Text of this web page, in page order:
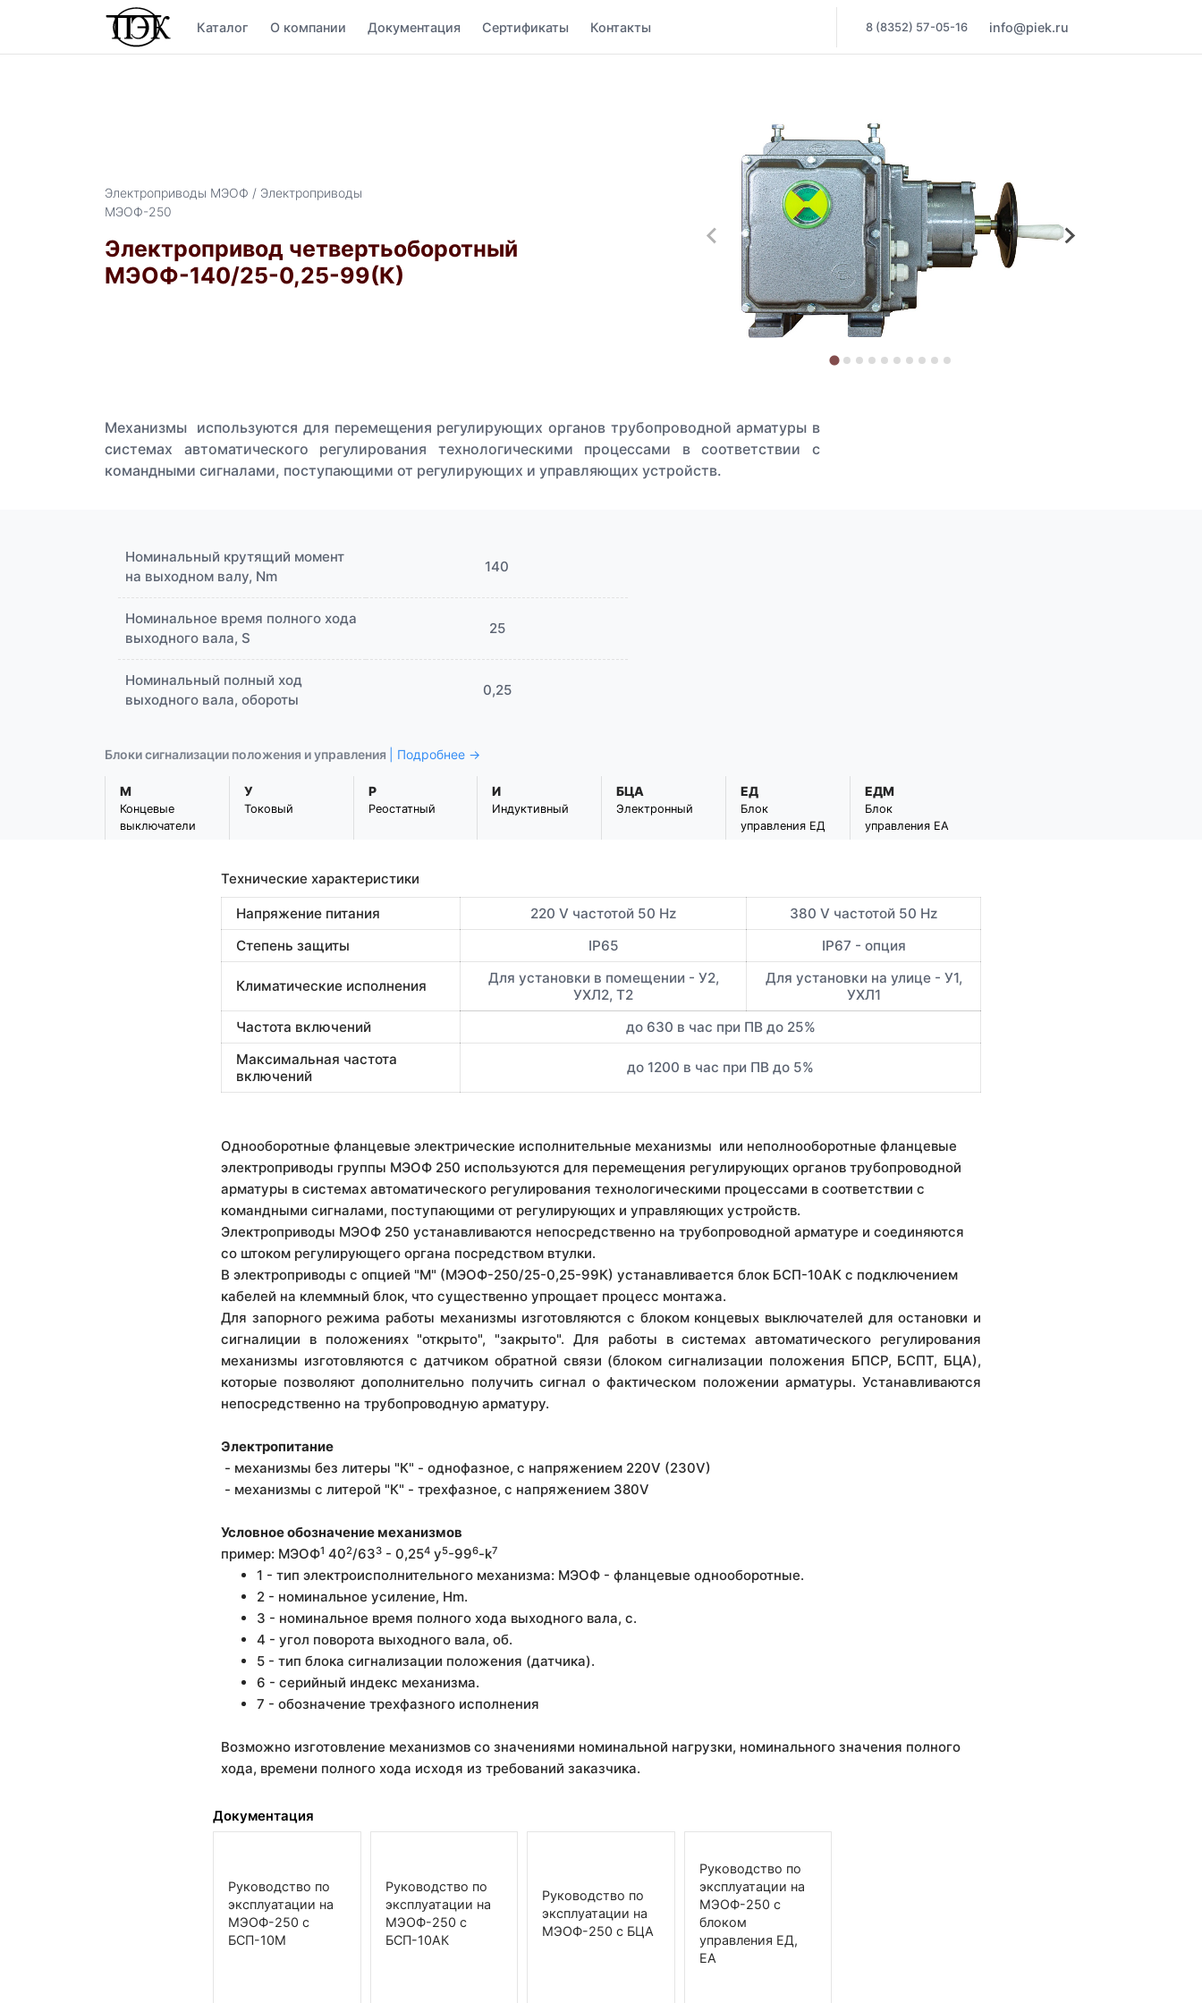
Каталог О компании Документация Сертификаты Контакты 8 (8352) 57-05-16 info@piek.ru
Электроприводы МЭОФ / Электроприводы
МЭОФ-250
Электропривод четвертьоборотный
МЭОФ-140/25-0,25-99(К)
Механизмы используются для перемещения регулирующих органов трубопроводной арматуры в
системах автоматического регулирования технологическими процессами в соответствии с
командными сигналами, поступающими от регулирующих и управляющих устройств.
Номинальный крутящий момент
на выходном валу, Nm
140
Номинальное время полного хода
выходного вала, S
25
Номинальный полный ход
выходного вала, обороты
0,25
Блоки сигнализации положения и управления | Подробнее →
М
Концевые
выключатели
У
Токовый
Р
Реостатный
И
Индуктивный
БЦА
Электронный
ЕД
Блок
управления ЕД
ЕДМ
Блок
управления ЕА
Технические характеристики
Напряжение питания 220 V частотой 50 Hz
380 V частотой 50 Hz
Степень защиты
IP65 IP67 - опция
Климатические исполнения
Для установки в помещении - У2,
УХЛ2, Т2
Для установки на улице - У1,
УХЛ1
Частота включений
до 630 в час при ПВ до 25%
Максимальная частота
включений
до 1200 в час при ПВ до 5%
Однооборотные фланцевые электрические исполнительные механизмы или неполнооборотные фланцевые
электроприводы группы МЭОФ 250 используются для перемещения регулирующих органов трубопроводной
арматуры в системах автоматического регулирования технологическими процессами в соответствии с
командными сигналами, поступающими от регулирующих и управляющих устройств.
Электроприводы МЭОФ 250 устанавливаются непосредственно на трубопро­водной арматуре и соединяются
со штоком регулирующего органа посредством втулки.
В электроприводы с опцией "М" (МЭОФ-250/25-0,25-99К) устанавливается блок БСП-10АК с подключением
кабелей на клеммный блок, что существенно упрощает процесс монтажа.
Для запорного режима работы механизмы изготовляются с блоком концевых выключателей для остановки и
сигналиции в положениях "открыто", "закрыто". Для работы в системах автоматического регулирования
механизмы изготовляются с датчиком обратной связи (блоком сигнализации положения БПСР, БСПТ, БЦА),
которые позволяют дополнительно получить сигнал о фактическом положении арматуры. Устанавливаются
непосредственно на трубопроводную арматуру.
Электропитание
- механизмы без литеры "К" - однофазное, с напряжением 220V (230V)
- механизмы с литерой "К" - трехфазное, с напряжением 380V
Условное обозначение механизмов
пример: МЭОФ1 402/633 - 0,254 у5-996-k7
1 - тип электроисполнительного механизма: МЭОФ - фланцевые однооборотные.
2 - номинальное усиление, Hm.
3 - номинальное время полного хода выходного вала, с.
4 - угол поворота выходного вала, об.
5 - тип блока сигнализации положения (датчика).
6 - серийный индекс механизма.
7 - обозначение трехфазного исполнения
Возможно изготовление механизмов со значениями номинальной нагрузки, номинального значения полного
хода, времени полного хода исходя из требований заказчика.
Документация
Руководство по
эксплуатации на
МЭОФ-250 с
БСП-10М
Руководство по
эксплуатации на
МЭОФ-250 с
БСП-10АК
Руководство по
эксплуатации на
МЭОФ-250 с БЦА
Руководство по
эксплуатации на
МЭОФ-250 с
блоком
управления ЕД,
ЕА